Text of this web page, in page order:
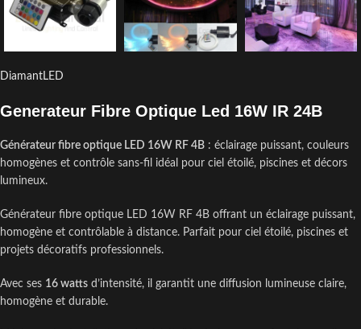
DiamantLED
Generateur Fibre Optique Led 16W IR 24B
Générateur fibre optique LED 16W RF 4B : éclairage puissant, couleurs
homogènes et contrôle sans-fil idéal pour ciel étoilé, piscines et décors
lumineux.
Générateur fibre optique LED 16W RF 4B offrant un éclairage puissant,
homogène et contrôlable à distance. Parfait pour ciel étoilé, piscines et
projets décoratifs professionnels.
Avec ses 16 watts d’intensité, il garantit une diffusion lumineuse claire,
homogène et durable.